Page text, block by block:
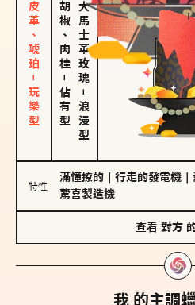
皮革、琥珀－玩樂型 胡椒、肉桂
－
佔有型
大馬士革玫瑰
－
浪漫型
特性
滿懂撩的 行走的發電機
驚喜製造機
查看 對方
我 的主調